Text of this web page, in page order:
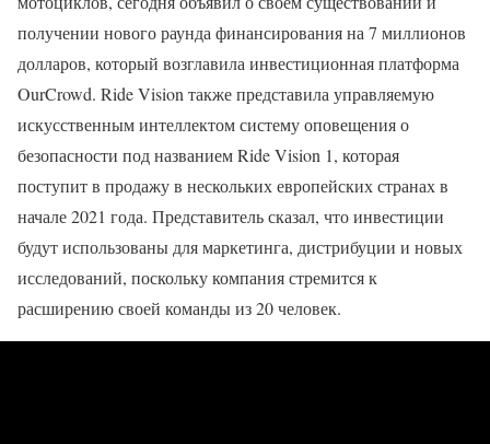
получении нового раунда финансирования на 7 миллионов
долларов, который возглавила инвестиционная платформа
OurCrowd. Ride Vision также представила управляемую
искусственным интеллектом систему оповещения о
безопасности под названием Ride Vision 1, которая
поступит в продажу в нескольких европейских странах в
начале 2021 года. Представитель сказал, что инвестиции
будут использованы для маркетинга, дистрибуции и новых
исследований, поскольку компания стремится к
расширению своей команды из 20 человек.